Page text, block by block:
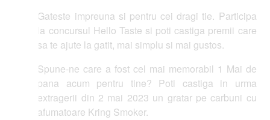
impreuna si pentru cei dragi tie. Participa
concursul Hello Taste si poti castiga premii care
te ajute la gatit, mai simplu si mai gustos.
ne care a fost cel mai memorabil 1 Mai de
acum pentru tine? Poti castiga in urma
din 2 mai 2023 un gratar pe carbuni cu
Kring Smoker.